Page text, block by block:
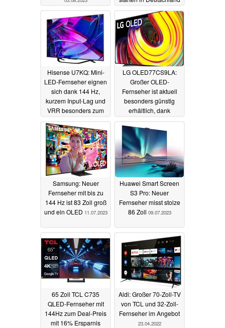
29.07.2023
Hisense U7KQ: Mini-
LED-Fernseher eignen
sich dank 144 Hz,
kurzem Input-Lag und
VRR besonders zum
LG OLED77CS9LA:
Großer OLED-
Fernseher ist aktuell
besonders günstig
erhältlich, dank
Deal12.07.2023
Samsung: Neuer
Fernseher mit bis zu
144 Hz ist 83 Zoll groß
und ein OLED 11.07.2023
Huawei Smart Screen
S3 Pro: Neuer
Fernseher misst stolze
86 Zoll 09.07.2023
65 Zoll TCL C735
QLED-Fernseher mit
144Hz zum Deal-Preis
mit 16% Ersparnis
Aldi: Großer 70-Zoll-TV
von TCL und 32-Zoll-
Fernseher im Angebot
23.04.2022